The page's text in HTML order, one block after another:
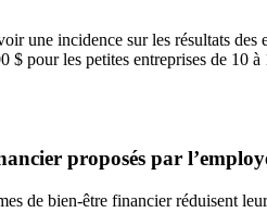
une incidence sur les résultats
$ pour les petites entreprises de
proposés par
de bien-être financier réduisent